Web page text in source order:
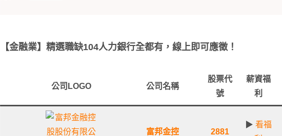
【金融業】精選職缺104人力銀行全都有，線上即可應徵！
公司LOGO 公司名稱
股票代
號
薪資福
利
富邦金控 2881
▶ 看福